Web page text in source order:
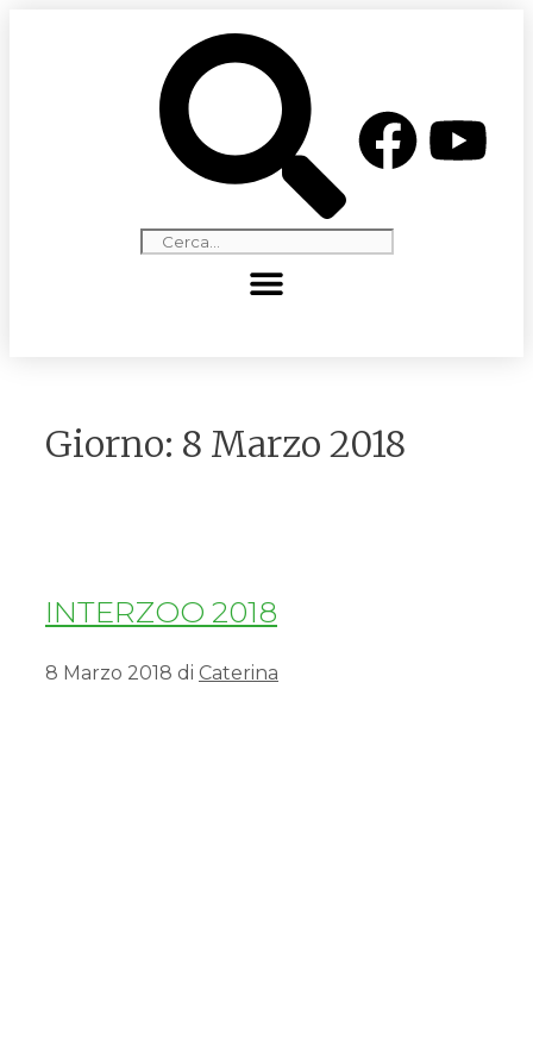
Giorno: 8 Marzo 2018
INTERZOO 2018
8 Marzo 2018 di Caterina